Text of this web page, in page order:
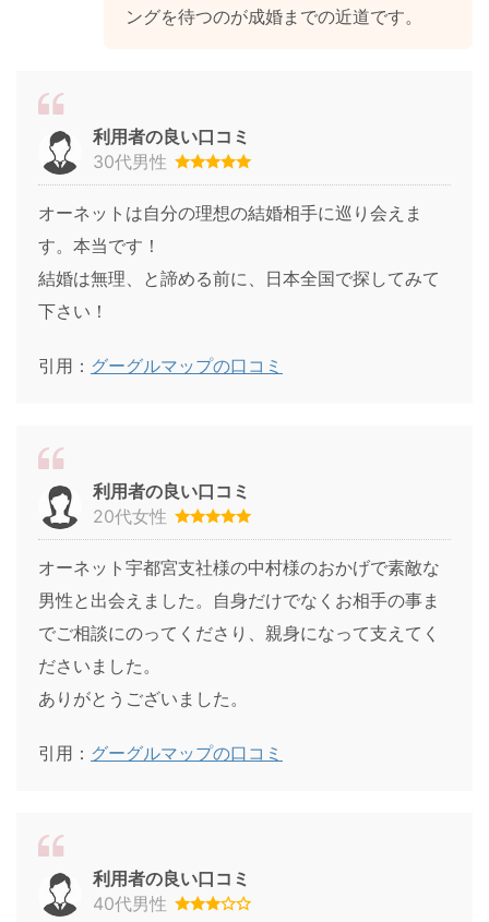
ングを待つのが成婚までの近道です。
利用者の良い口コミ
30代男性
オーネットは自分の理想の結婚相手に巡り会えま
す。本当です！
結婚は無理、と諦める前に、日本全国で探してみて
下さい！
引用： グーグルマップの口コミ
利用者の良い口コミ
20代女性
オーネット宇都宮支社様の中村様のおかげで素敵な
男性と出会えました。自身だけでなくお相手の事ま
でご相談にのってくださり、親身になって支えてく
ださいました。
ありがとうございました。
引用： グーグルマップの口コミ
利用者の良い口コミ
40代男性